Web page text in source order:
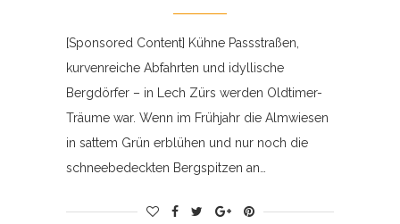
[Sponsored Content] Kühne Passstraßen,
kurvenreiche Abfahrten und idyllische
Bergdörfer – in Lech Zürs werden Oldtimer-
Träume war. Wenn im Frühjahr die Almwiesen
in sattem Grün erblühen und nur noch die
schneebedeckten Bergspitzen an…